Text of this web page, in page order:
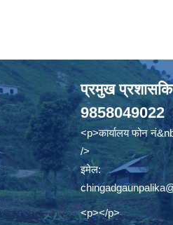
प्रमुख
9858049022
<p>कार्यालय फोन
/>
इमेल:
<p></p>